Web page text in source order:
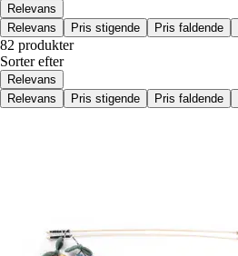
Relevans
Relevans
Pris stigende Pris faldende
82 produkter
Sorter efter
Relevans
Relevans
Pris stigende Pris faldende